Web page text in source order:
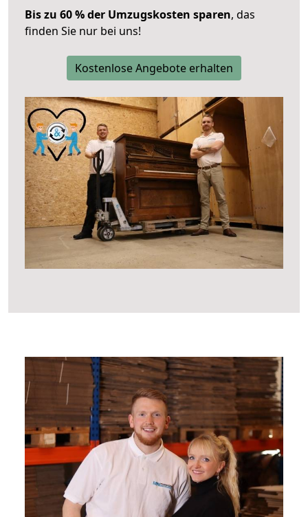
Bis zu 60 % der Umzugskosten sparen, das
finden Sie nur bei uns!
Kostenlose Angebote erhalten